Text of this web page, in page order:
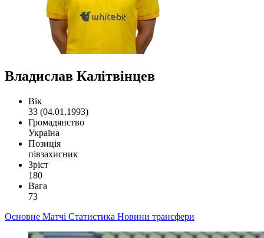
Владислав Калітвінцев
Вік
33 (04.01.1993)
Громадянство
Україна
Позиція
півзахисник
Зріст
180
Вага
73
Основне Матчі Статистика Новини трансфери